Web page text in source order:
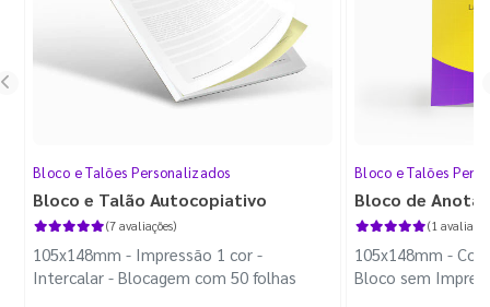
Bloco e Talões Personalizados
Bloco e Talão Autocopiativo
(7 avaliações)
105x148mm - Impressão 1 cor -
Intercalar - Blocagem com 50 folhas
Bloco e Talões
Bloco de
(1
105x148mm -
Bloco sem